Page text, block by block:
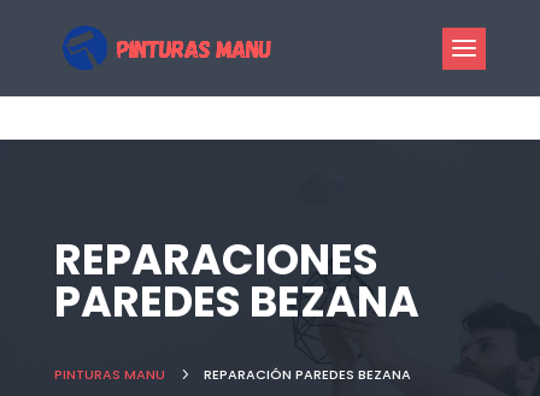
REPARACIONES
PAREDES BEZANA
PINTURAS MANU 5 REPARACIÓN PAREDES BEZANA